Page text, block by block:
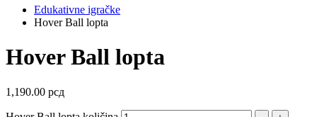
Edukativne igračke
Hover Ball lopta
Hover Ball lopta
1,190.00 рсд